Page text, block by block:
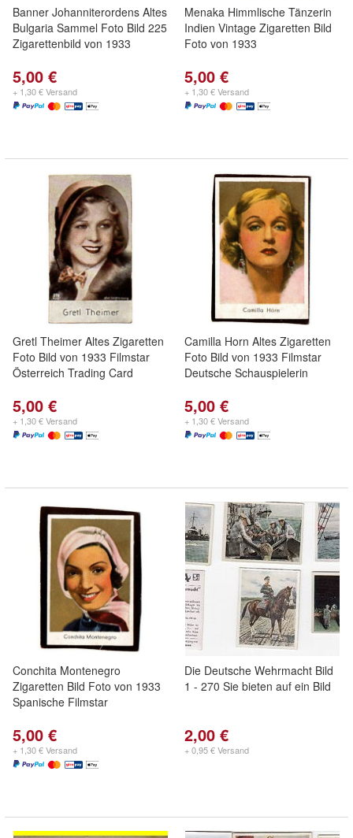
Banner Johanniterordens Altes
Bulgaria Sammel Foto Bild 225
Zigarettenbild von 1933
5,00 €
+ 1,30 € Versand
Menaka Himmlische Tänzerin
Indien Vintage Zigaretten Bild
Foto von 1933
5,00 €
+ 1,30 € Versand
Gretl Theimer Altes Zigaretten
Foto Bild von 1933 Filmstar
Österreich Trading Card
5,00 €
+ 1,30 € Versand
Camilla Horn Altes Zigaretten
Foto Bild von 1933 Filmstar
Deutsche Schauspielerin
5,00 €
+ 1,30 € Versand
Conchita Montenegro
Zigaretten Bild Foto von 1933
Spanische Filmstar
5,00 €
+ 1,30 € Versand
Die Deutsche Wehrmacht Bild
1 - 270 Sie bieten auf ein Bild
2,00 €
+ 0,95 € Versand